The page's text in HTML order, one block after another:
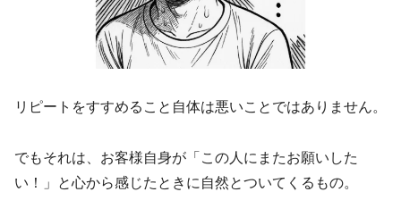
リピートをすすめること自体は悪いことではありません。
でもそれは、お客様自身が「この人にまたお願いした
い！」と心から感じたときに自然とついてくるもの。